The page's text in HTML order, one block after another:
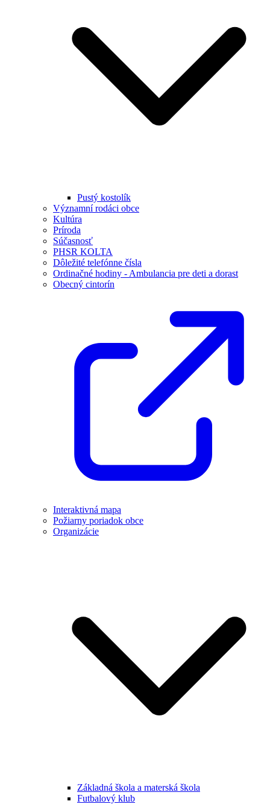
Pustý kostolík
Významní rodáci obce
Kultúra
Príroda
Súčasnosť
PHSR KOLTA
Dôležité telefónne čísla
Ordinačné hodiny - Ambulancia pre deti a dorast
Obecný cintorín
Interaktivná mapa
Požiarny poriadok obce
Organizácie
Základná škola a materská škola
Futbalový klub